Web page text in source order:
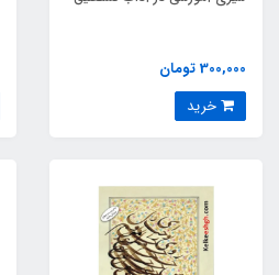
300,000 تومان